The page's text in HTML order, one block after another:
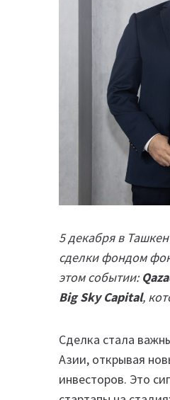
5 декабря в
сделки фондом
этом событии:
Big Sky Capital,
Сделка стала
Азии, открывая
инвесторов. Это